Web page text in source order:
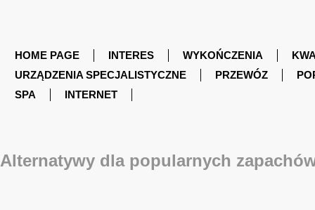
HOME PAGE INTERES WYKOŃCZENIA
URZĄDZENIA SPECJALISTYCZNE
PRZEWÓZ
SPA
INTERNET
Alternatywy dla popularnych